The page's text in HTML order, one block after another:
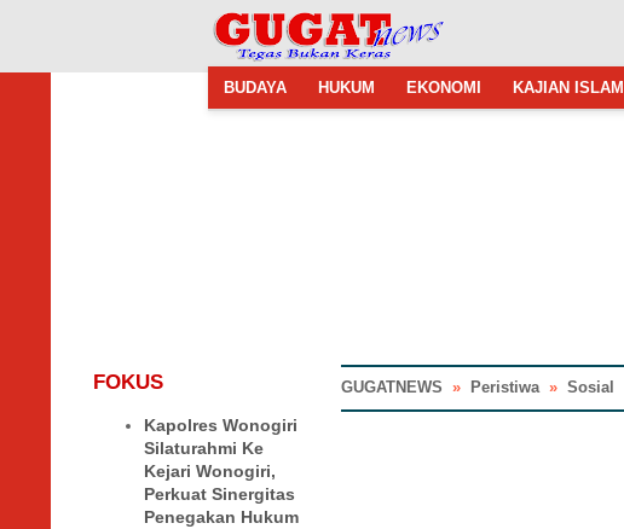
BUDAYA HUKUM EKONOMI KAJIAN ISLAM
FOKUS
Kapolres Wonogiri
Silaturahmi Ke
Kejari Wonogiri,
Perkuat Sinergitas
Penegakan Hukum
GUGATNEWS » Peristiwa » Sosial